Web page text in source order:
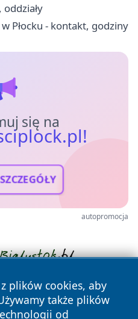
Płocku - kontakt, godziny
się na
autopromocja
plików cookies, aby
także plików
od